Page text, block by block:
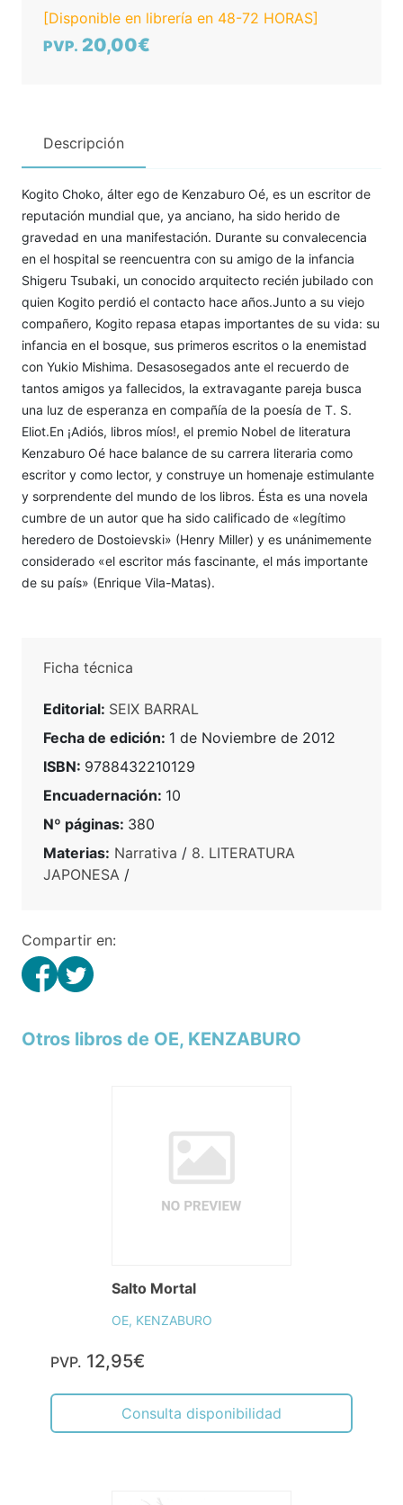
[Disponible en librería en 48-72 HORAS]
PVP. 20,00€
Descripción
Kogito Choko, álter ego de Kenzaburo Oé, es un escritor de
reputación mundial que, ya anciano, ha sido herido de
gravedad en una manifestación. Durante su convalecencia
en el hospital se reencuentra con su amigo de la infancia
Shigeru Tsubaki, un conocido arquitecto recién jubilado con
quien Kogito perdió el contacto hace años.Junto a su viejo
compañero, Kogito repasa etapas importantes de su vida: su
infancia en el bosque, sus primeros escritos o la enemistad
con Yukio Mishima. Desasosegados ante el recuerdo de
tantos amigos ya fallecidos, la extravagante pareja busca
una luz de esperanza en compañía de la poesía de T. S.
Eliot.En ¡Adiós, libros míos!, el premio Nobel de literatura
Kenzaburo Oé hace balance de su carrera literaria como
escritor y como lector, y construye un homenaje estimulante
y sorprendente del mundo de los libros. Ésta es una novela
cumbre de un autor que ha sido calificado de «legítimo
heredero de Dostoievski» (Henry Miller) y es unánimemente
considerado «el escritor más fascinante, el más importante
de su país» (Enrique Vila-Matas).
Ficha técnica
Editorial: SEIX BARRAL
Fecha de edición: 1 de Noviembre de 2012
ISBN: 9788432210129
Encuadernación: 10
Nº páginas: 380
Materias: Narrativa / 8. LITERATURA
JAPONESA /
Compartir en:
Otros libros de OE, KENZABURO
Salto Mortal
OE, KENZABURO
PVP. 12,95€
Consulta disponibilidad